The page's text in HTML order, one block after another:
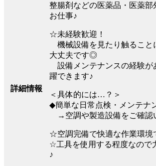
詳細情報
整腸剤などの医薬品・医薬部
お仕事♪
☆未経験歓迎！
機械設備を見たり触ること
大丈夫です◎
設備メンテナンスの経験が
躍できます♪
＜具体的には…？＞
◆簡単な日常点検・メンテナ
→空調や製造設備をご確認
☆空調完備で快適な作業環境
☆工具を使用する程度なので
♪